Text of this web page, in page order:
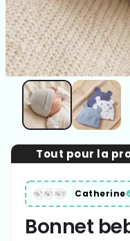
Tout pour la
Catherine
Bonnet